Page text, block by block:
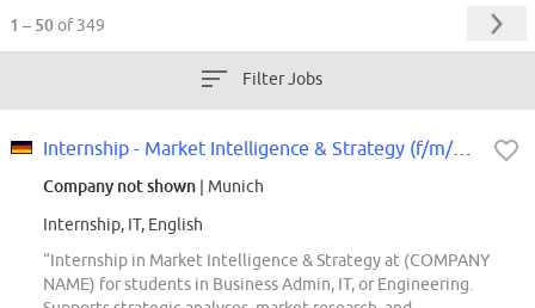
1 – 50of 349
Filter Jobs
Internship - Market Intelligence & Strategy (f/m/div)
Company not shown | Munich
Internship, IT, English
“Internship in Market Intelligence & Strategy at (COMPANY
NAME) for students in Business Admin, IT, or Engineering.